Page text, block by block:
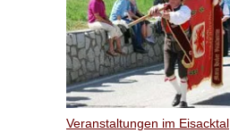
Veranstaltungen im Eisacktal